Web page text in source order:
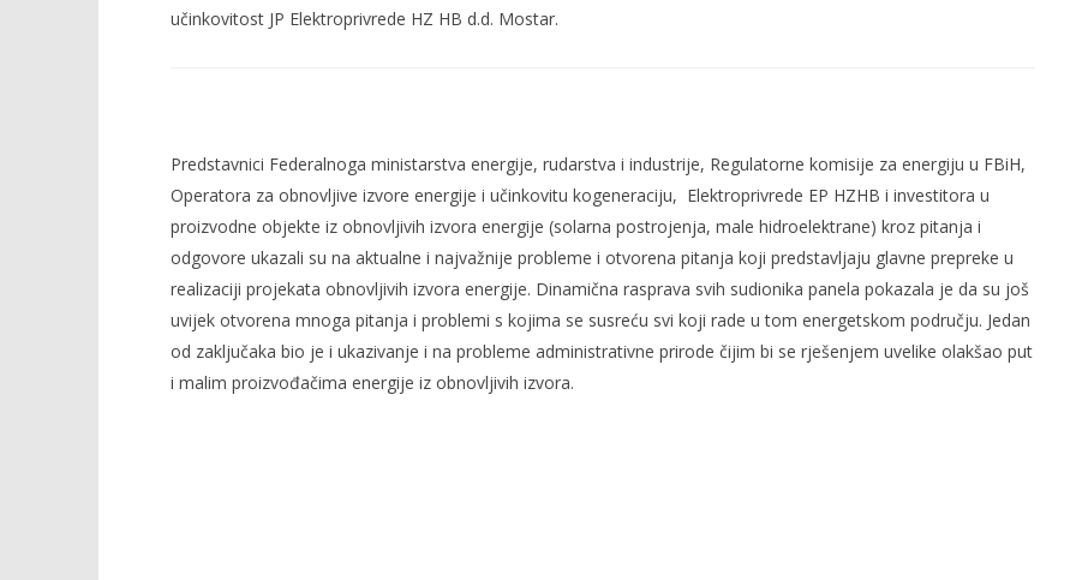
učinkovitost JP Elektroprivrede HZ HB d.d. Mostar.
Predstavnici Federalnoga ministarstva energije, rudarstva i industrije, Regulatorne komisije za energiju u FBiH,
Operatora za obnovljive izvore energije i učinkovitu kogeneraciju, Elektroprivrede EP HZHB i investitora u
proizvodne objekte iz obnovljivih izvora energije (solarna postrojenja, male hidroelektrane) kroz pitanja i
odgovore ukazali su na aktualne i najvažnije probleme i otvorena pitanja koji predstavljaju glavne prepreke u
realizaciji projekata obnovljivih izvora energije. Dinamična rasprava svih sudionika panela pokazala je da su još
uvijek otvorena mnoga pitanja i problemi s kojima se susreću svi koji rade u tom energetskom području. Jedan
od zaključaka bio je i ukazivanje i na probleme administrativne prirode čijim bi se rješenjem uvelike olakšao put
i malim proizvođačima energije iz obnovljivih izvora.